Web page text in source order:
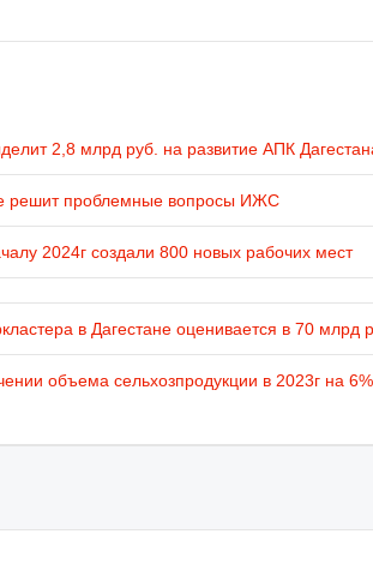
2,8 млрд руб. на развитие АПК
решит проблемные вопросы ИЖС
2024г создали 800 новых рабочих мест
в Дагестане оценивается в 70 млрд
объема сельхозпродукции в 2023г на 6%